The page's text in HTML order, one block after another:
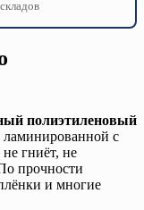
полиэтиленовый
ламинированной с
гниёт, не
прочности
и многие